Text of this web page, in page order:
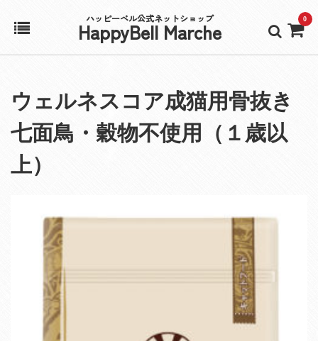
ハッピーベル公式ネットショップ
HappyBell Marche 0
アカウント
カート
ウェルネスコア成猫用骨抜き
七面鳥・穀物不使用（１歳以
上）